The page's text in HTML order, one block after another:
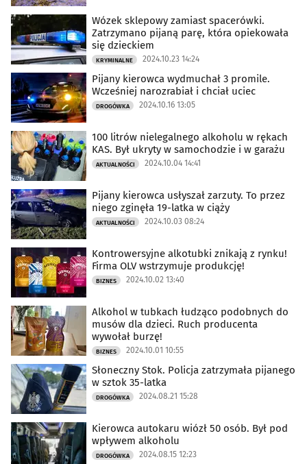
Wózek sklepowy zamiast spacerówki.
Zatrzymano pijaną parę, która opiekowała
się dzieckiem
KRYMINALNE 2024.10.23 14:24
Pijany kierowca wydmuchał 3 promile.
Wcześniej narozrabiał i chciał uciec
DROGÓWKA 2024.10.16 13:05
100 litrów nielegalnego alkoholu w rękach
KAS. Był ukryty w samochodzie i w garażu
AKTUALNOŚCI 2024.10.04 14:41
Pijany kierowca usłyszał zarzuty. To przez
niego zginęła 19-latka w ciąży
AKTUALNOŚCI 2024.10.03 08:24
Kontrowersyjne alkotubki znikają z rynku!
Firma OLV wstrzymuje produkcję!
BIZNES 2024.10.02 13:40
Alkohol w tubkach łudząco podobnych do
musów dla dzieci. Ruch producenta
wywołał burzę!
BIZNES 2024.10.01 10:55
Słoneczny Stok. Policja zatrzymała pijanego
w sztok 35-latka
DROGÓWKA 2024.08.21 15:28
Kierowca autokaru wiózł 50 osób. Był pod
wpływem alkoholu
DROGÓWKA 2024.08.15 12:23